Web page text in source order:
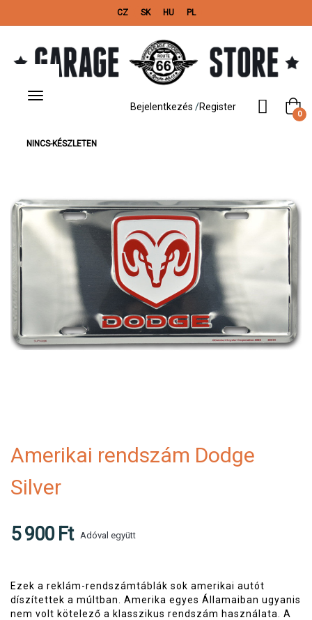
CZ SK HU PL
Bejelentkezés /Register
0
Toggle
NINCS-KÉSZLETEN
Amerikai rendszám Dodge
Silver
5 900 Ft Adóval együtt
Ezek a reklám-rendszámtáblák sok amerikai autót
díszítettek a múltban. Amerika egyes Államaiban ugyanis
nem volt kötelező a klasszikus rendszám használata. A